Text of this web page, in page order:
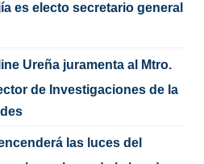
es electo secretario general
Ureña juramenta al Mtro.
de Investigaciones de la
las luces del